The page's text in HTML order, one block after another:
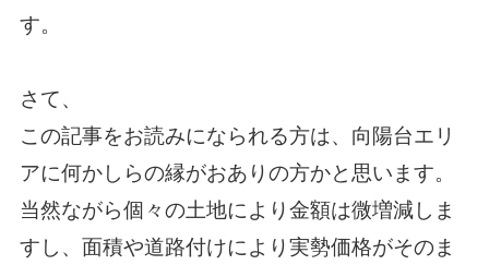
す。
さて、
この記事をお読みになられる方は、向陽台エリ
アに何かしらの縁がおありの方かと思います。
当然ながら個々の土地により金額は微増減しま
すし、面積や道路付けにより実勢価格がそのま